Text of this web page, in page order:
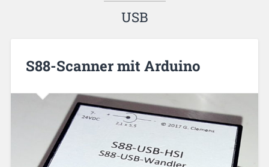
USB
S88-Scanner mit Arduino